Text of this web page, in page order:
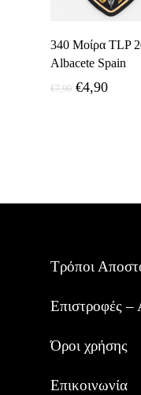
Προσθήκη
Καλάθι
340 Μοίρα TLP
Albacete Spain
€7,90 Original
€4,90Η
Τρόποι
Επιστροφές –
Όροι χρήσης
Επικοινωνία